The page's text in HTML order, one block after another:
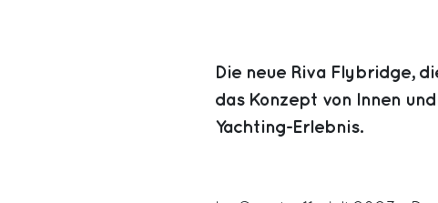
Die neue Riva Flybridge,
das Konzept von Innen
Yachting-Erlebnis.